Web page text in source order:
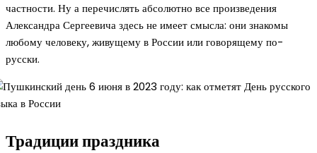
частности. Ну а перечислять абсолютно все произведения
Александра Сергеевича здесь не имеет смысла: они знакомы
любому человеку, живущему в России или говорящему по-
русски.
Традиции праздника